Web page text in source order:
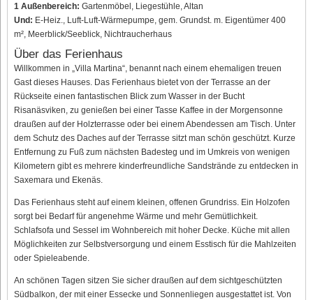
1 Außenbereich: Gartenmöbel, Liegestühle, Altan
Und: E-Heiz., Luft-Luft-Wärmepumpe, gem. Grundst. m. Eigentümer 400
m², Meerblick/Seeblick, Nichtraucherhaus
Über das Ferienhaus
Willkommen in „Villa Martina“, benannt nach einem ehemaligen treuen
Gast dieses Hauses. Das Ferienhaus bietet von der Terrasse an der
Rückseite einen fantastischen Blick zum Wasser in der Bucht
Risanäsviken, zu genießen bei einer Tasse Kaffee in der Morgensonne
draußen auf der Holzterrasse oder bei einem Abendessen am Tisch. Unter
dem Schutz des Daches auf der Terrasse sitzt man schön geschützt. Kurze
Entfernung zu Fuß zum nächsten Badesteg und im Umkreis von wenigen
Kilometern gibt es mehrere kinderfreundliche Sandstrände zu entdecken in
Saxemara und Ekenäs.
Das Ferienhaus steht auf einem kleinen, offenen Grundriss. Ein Holzofen
sorgt bei Bedarf für angenehme Wärme und mehr Gemütlichkeit.
Schlafsofa und Sessel im Wohnbereich mit hoher Decke. Küche mit allen
Möglichkeiten zur Selbstversorgung und einem Esstisch für die Mahlzeiten
oder Spieleabende.
An schönen Tagen sitzen Sie sicher draußen auf dem sichtgeschützten
Südbalkon, der mit einer Essecke und Sonnenliegen ausgestattet ist. Von